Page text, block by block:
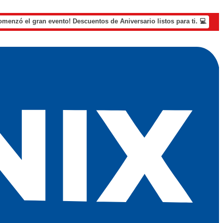
el gran evento! Descuentos de Aniversario listos para ti. 💻